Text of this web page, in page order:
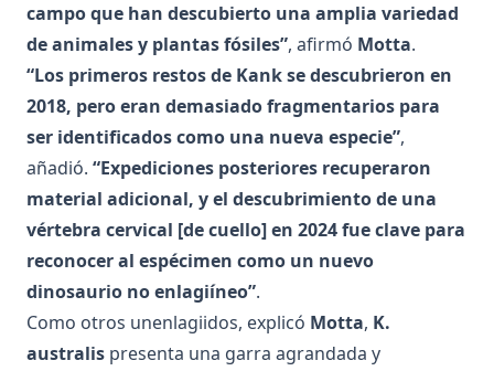
campo que han descubierto una amplia variedad
de animales y plantas fósiles”, afirmó Motta.
“Los primeros restos de Kank se descubrieron en
2018, pero eran demasiado fragmentarios para
ser identificados como una nueva especie”,
añadió. “Expediciones posteriores recuperaron
material adicional, y el descubrimiento de una
vértebra cervical [de cuello] en 2024 fue clave para
reconocer al espécimen como un nuevo
dinosaurio no enlagiíneo”.
Como otros unenlagiidos, explicó Motta, K.
australis presenta una garra agrandada y